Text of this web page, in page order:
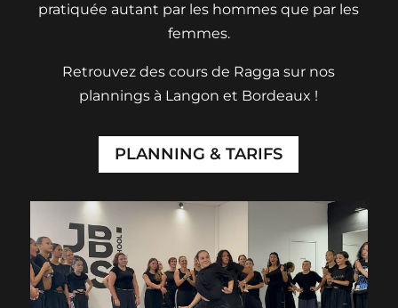
pratiquée autant par les hommes que par les
femmes.
Retrouvez des cours de Ragga sur nos
plannings à Langon et Bordeaux !
PLANNING & TARIFS